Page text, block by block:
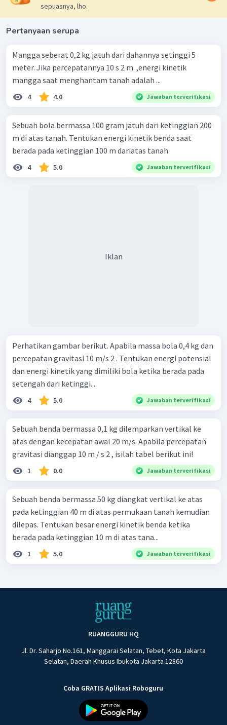
sepuasnya, lho.
Pertanyaan serupa
Mangga seberat 0,2 kg jatuh dari dahannya setinggi 5
meter. Jika percepatannya 10 s 2 m ​ ,energi kinetik
mangga saat menghantam tanah adalah ...
4 4.0 Jawaban terverifikasi
Sebuah bola bermassa 100 gram jatuh dari ketinggian 200
m di atas tanah. Tentukan energi kinetik benda saat
berada pada ketinggian 100 m dariatas tanah.
4 5.0 Jawaban terverifikasi
Iklan
Perhatikan gambar berikut. Apabila massa bola 0,4 kg dan
percepatan gravitasi 10 m/s 2 . Tentukan energi potensial
dan energi kinetik yang dimiliki bola ketika berada pada
setengah dari ketinggi...
4 5.0 Jawaban terverifikasi
Sebuah benda bermassa 0,1 kg dilemparkan vertikal ke
atas dengan kecepatan awal 20 m/s. Apabila percepatan
gravitasi dianggap 10 m / s 2 , isilah tabel berikut ini!
1 0.0 Jawaban terverifikasi
Sebuah benda bermassa 50 kg diangkat vertikal ke atas
pada ketinggian 40 m di atas permukaan tanah kemudian
dilepas. Tentukan besar energi kinetik benda ketika
berada pada ketinggian 10 m di atas tana...
1 5.0 Jawaban terverifikasi
RUANGGURU HQ
Jl. Dr. Saharjo No.161, Manggarai Selatan, Tebet, Kota Jakarta
Selatan, Daerah Khusus Ibukota Jakarta 12860
Coba GRATIS Aplikasi Roboguru